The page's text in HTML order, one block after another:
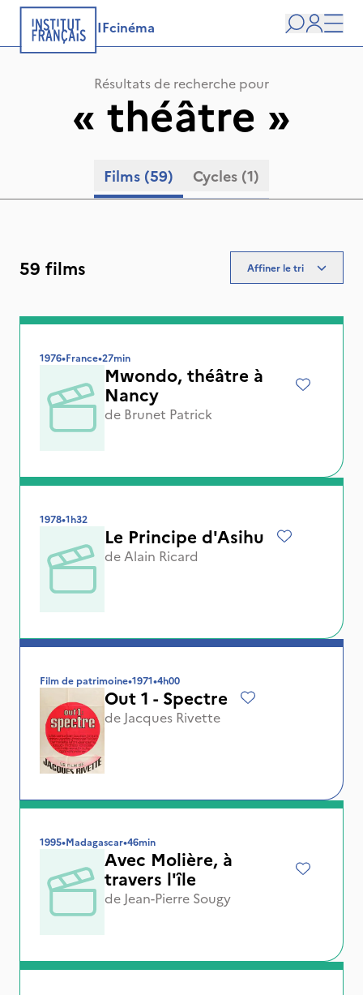
IFcinéma
user
Résultats de recherche pour
« théâtre »
Films (59) Cycles (1)
59 films Affiner le tri
1976•France•27min
Mwondo, théâtre à
Nancy
de Brunet Patrick
1978•1h32
Le Principe d'Asihu
de Alain Ricard
Film de patrimoine•1971•4h00
Out 1 - Spectre
de Jacques Rivette
1995•Madagascar•46min
Avec Molière, à
travers l'île
de Jean-Pierre Sougy